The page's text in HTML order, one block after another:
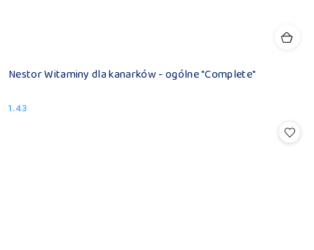
Nestor Witaminy dla kanarków - ogólne "Complete"
Cena:
1.43